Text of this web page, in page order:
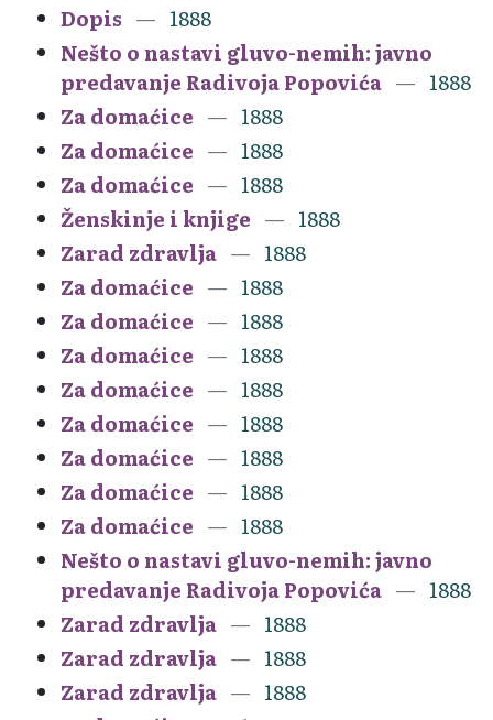
Dopis
1888
Nešto o nastavi gluvo-nemih: javno
predavanje Radivoja Popovića
1888
Za domaćice
1888
Za domaćice
1888
Za domaćice
1888
Ženskinje i knjige
1888
Zarad zdravlja
1888
Za domaćice
1888
Za domaćice
1888
Za domaćice
1888
Za domaćice
1888
Za domaćice
1888
Za domaćice
1888
Za domaćice
1888
Za domaćice
1888
Nešto o nastavi gluvo-nemih: javno
predavanje Radivoja Popovića
1888
Zarad zdravlja
1888
Zarad zdravlja
1888
Zarad zdravlja
1888